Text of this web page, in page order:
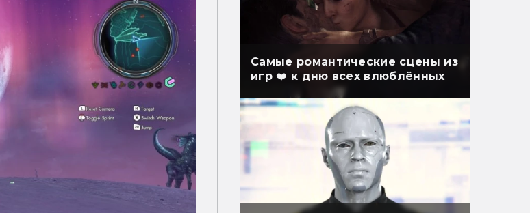
Самые романтические сцены из
игр ❤️ к дню всех влюблённых